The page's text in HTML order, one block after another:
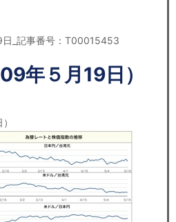
_記事番号：T00015453
年５月19日）